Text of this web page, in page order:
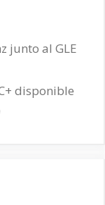
junto al GLE
disponible